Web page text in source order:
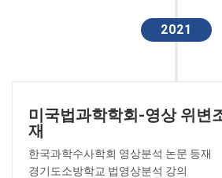
2021
미국법과학학회-영상 위변
재
한국과학수사학회 영상분석 논문 등재
경기도소방학교 법영상분석 강의